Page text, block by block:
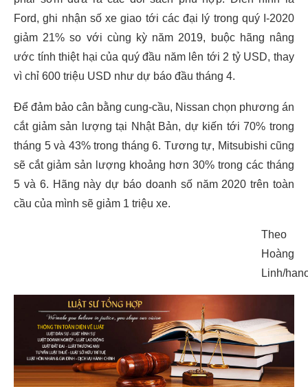
Ford, ghi nhận số xe giao tới các đại lý trong quý I-2020
giảm 21% so với cùng kỳ năm 2019, buộc hãng nâng
ước tính thiệt hại của quý đầu năm lên tới 2 tỷ USD, thay
vì chỉ 600 triệu USD như dự báo đầu tháng 4.
Để đảm bảo cân bằng cung-cầu, Nissan chọn phương án
cắt giảm sản lượng tại Nhật Bản, dự kiến tới 70% trong
tháng 5 và 43% trong tháng 6. Tương tự, Mitsubishi cũng
sẽ cắt giảm sản lượng khoảng hơn 30% trong các tháng
5 và 6. Hãng này dự báo doanh số năm 2020 trên toàn
cầu của mình sẽ giảm 1 triệu xe.
Theo
Hoàng
Linh/